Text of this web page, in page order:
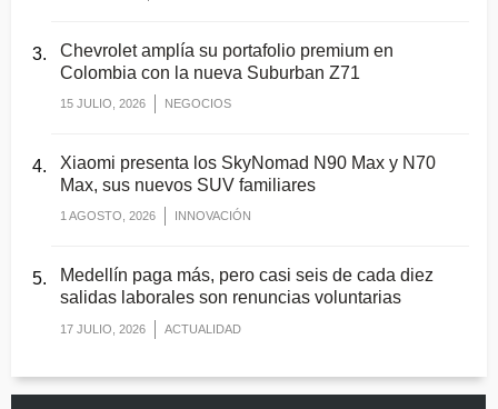
Chevrolet amplía su portafolio premium en
Colombia con la nueva Suburban Z71
15 JULIO, 2026 NEGOCIOS
Xiaomi presenta los SkyNomad N90 Max y N70
Max, sus nuevos SUV familiares
1 AGOSTO, 2026 INNOVACIÓN
Medellín paga más, pero casi seis de cada diez
salidas laborales son renuncias voluntarias
17 JULIO, 2026 ACTUALIDAD